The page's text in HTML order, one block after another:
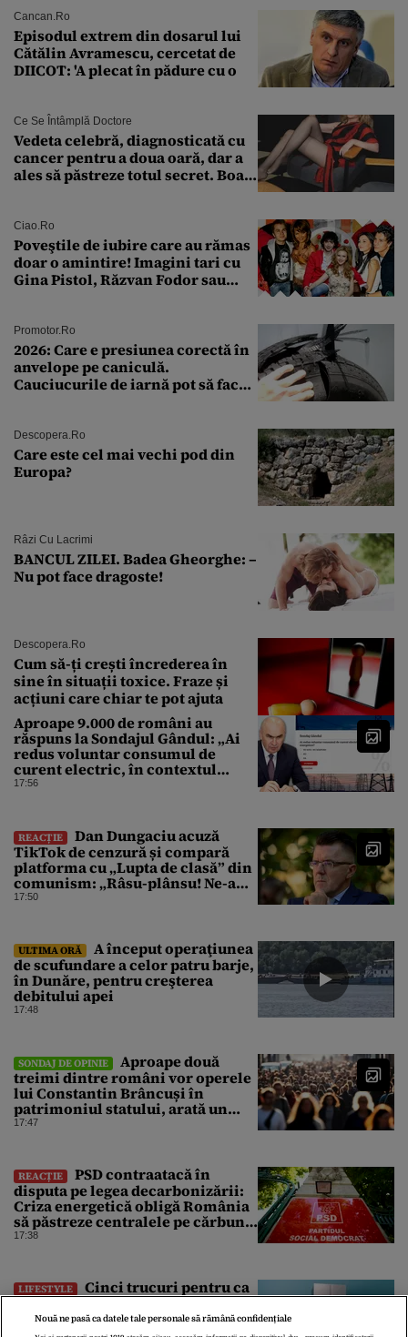
Cancan.ro
Episodul extrem din dosarul lui
Cătălin Avramescu, cercetat de
DIICOT: 'A plecat în pădure cu o
Ce Se Întâmplă Doctore
Vedeta celebră, diagnosticată cu
cancer pentru a doua oară, dar a
ales să păstreze totul secret. Boala
Ciao.ro
Poveştile de iubire care au rămas
doar o amintire! Imagini tari cu
Gina Pistol, Răzvan Fodor sau
Promotor.ro
2026: Care e presiunea corectă în
anvelope pe caniculă.
Cauciucurile de iarnă pot să facă
Descopera.ro
Care este cel mai vechi pod din
Europa?
Râzi Cu Lacrimi
BANCUL ZILEI. Badea Gheorghe: –
Nu pot face dragoste!
Descopera.ro
Cum să-ți crești încrederea în
sine în situații toxice. Fraze și
acțiuni care chiar te pot ajuta
Aproape 9.000 de români au
răspuns la Sondajul Gândul: „Ai
redus voluntar consumul de
curent electric, în contextul
crizei energetice?” Rezultatul a
17:56
REACȚIE
Dan Dungaciu acuză
TikTok de cenzură și compară
platforma cu „Lupta de clasă” din
comunism: „Râsu-plânsu! Ne-am
întors de unde am plecat!”
17:50
ULTIMA ORĂ
A început operaţiunea
de scufundare a celor patru barje,
în Dunăre, pentru creşterea
debitului apei
17:48
SONDAJ DE OPINIE
Aproape două
treimi dintre români vor operele
lui Constantin Brâncuși în
patrimoniul statului, arată un
sondaj
17:47
REACȚIE
PSD contraatacă în
disputa pe legea decarbonizării:
Criza energetică obligă România
să păstreze centralele pe cărbune.
Bolojan, acuzat de duplicitate
17:38
LIFESTYLE
Cinci trucuri pentru ca
electrocasnicele tale să consume
mai puțin și să reziste mai mult
17:27
Nouă ne pasă ca datele tale personale să rămână confidențiale